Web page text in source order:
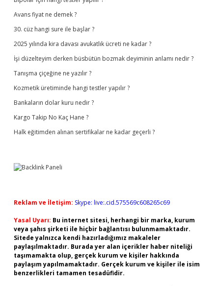
Avans fiyat ne demek ?
30. cüz hangi sure ile başlar ?
2025 yılında kira davası avukatlık ücreti ne kadar ?
İşi düzelteyim derken büsbütün bozmak deyiminin anlamı nedir ?
Tanışma çiçeğine ne yazılır ?
Kozmetik üretiminde hangi testler yapılır ?
Bankaların dolar kuru nedir ?
Kargo Takip No Kaç Hane ?
Halk eğitimden alınan sertifikalar ne kadar geçerli ?
Reklam ve İletişim: Skype: live:.cid.575569c608265c69
Yasal Uyarı: Bu internet sitesi, herhangi bir marka, kurum
veya şahıs şirketi ile hiçbir bağlantısı bulunmamaktadır.
Sitede yalnızca kendi hazırladığımız makaleler
paylaşılmaktadır. Burada yer alan içerikler haber niteliği
taşımamakta olup, gerçek kurum ve kişiler hakkında
paylaşım yapılmamaktadır. Gerçek kurum ve kişiler ile isim
benzerlikleri tamamen tesadüfidir.